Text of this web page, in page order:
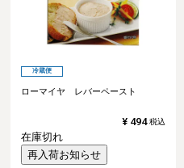
冷蔵便
ローマイヤ レバーペースト
¥ 494 税込
在庫切れ
再入荷お知らせ